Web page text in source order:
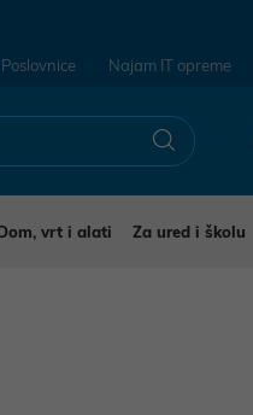
Poslovnice Najam IT opreme
vrt i alati Za ured i školu